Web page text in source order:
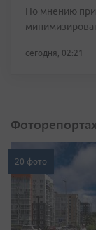
По мнению
сегодня, 02:21
20 фото